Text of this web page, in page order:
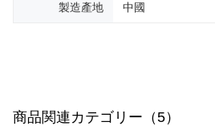
製造產地 中國
商品関連カテゴリー（5）